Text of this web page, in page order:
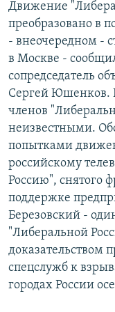
РАСПИСАНИЕ
ПОДПИШИТЕСЬ
СОЦИАЛЬНЫЕ СЕТИ
Все сайты РСЕ/
Движение
преобразовано в
- внеочередном -
в Москве -
сопредседатель
Сергей Юшенков.
членов
неизвестными.
попытками
российскому
Россию", снятого
поддержке
Березовский -
"Либеральной
доказательством
спецслужб к
городах России